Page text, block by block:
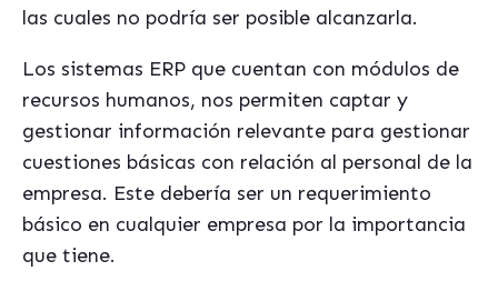
las cuales no podría ser posible alcanzarla.
Los sistemas ERP que cuentan con módulos de
recursos humanos, nos permiten captar y
gestionar información relevante para gestionar
cuestiones básicas con relación al personal de la
empresa. Este debería ser un requerimiento
básico en cualquier empresa por la importancia
que tiene.